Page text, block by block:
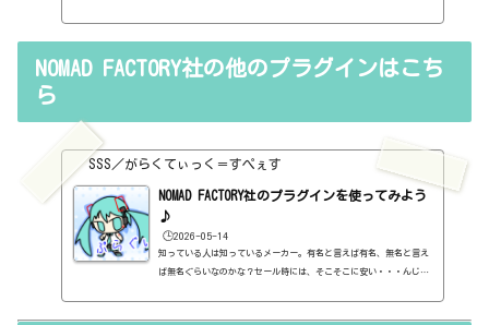
ンの中には、なぜ、これが無料なんだろう？と驚くような性能のもの
もの...
NOMAD FACTORY社の他のプラグインはこち
ら
SSS／がらくてぃっく＝すぺぇす
NOMAD FACTORY社のプラグインを使ってみよう
♪
🕒️2026-05-14
知っている人は知っているメーカー。有名と言えば有名、無名と言え
ば無名ぐらいなのかな？セール時には、そこそこに安い・・・んじゃ